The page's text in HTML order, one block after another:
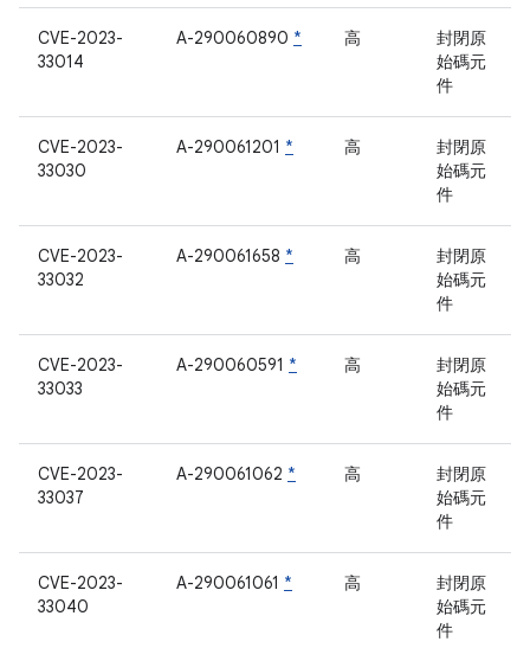
CVE-2023-
33014
A-290060890 * 高
封閉原
始碼元
件
CVE-2023-
33030
A-290061201 * 高
封閉原
始碼元
件
CVE-2023-
33032
A-290061658 * 高
封閉原
始碼元
件
CVE-2023-
33033
A-290060591 * 高
封閉原
始碼元
件
CVE-2023-
33037
A-290061062 * 高
封閉原
始碼元
件
CVE-2023-
33040
A-290061061 * 高
封閉原
始碼元
件